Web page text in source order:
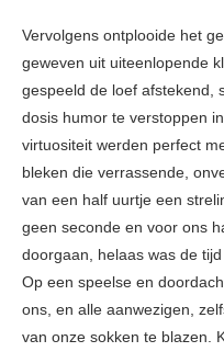
Vervolgens ontplooide het
geweven uit uiteenlopende
gespeeld de loef afstekend,
dosis humor te verstoppen
virtuositeit werden perfect
bleken die verrassende,
van een half uurtje een
geen seconde en voor ons
doorgaan, helaas was de
Op een speelse en
ons, en alle aanwezigen,
van onze sokken te blazen.